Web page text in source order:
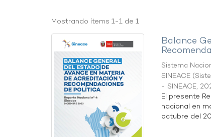
Mostrando ítems 1-1 de 1
Balance
Sistema
SINEACE (
- SINEACE,
El presente
nacional en
octubre del